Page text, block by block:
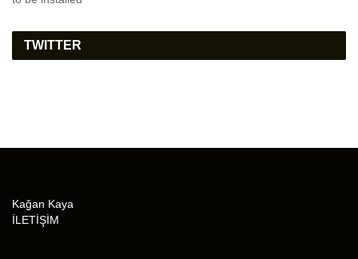
TWITTER
Kağan Kaya
İLETİŞİM